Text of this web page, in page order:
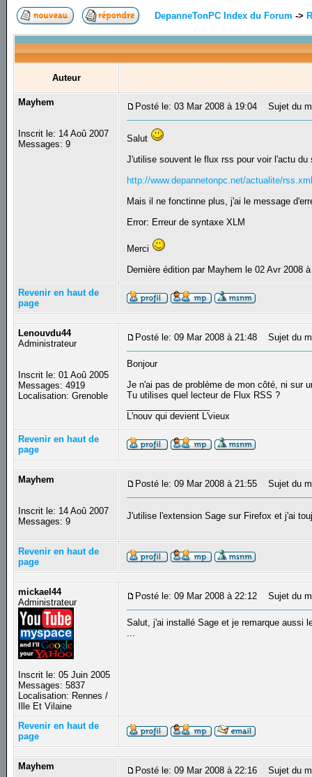
DepanneTonPC Index du Forum ->
Auteur
Mayhem
Inscrit le: 14 Aoû 2007
Messages: 9
Posté le: 03 Mar 2008 à 19:04 Sujet du
Salut
J'utilise souvent le flux rss pour voir l'actu du
http://www.depannetonpc.net/actualite/
Mais il ne fonctinne plus, j'ai le message
Error: Erreur de syntaxe XLM
Merci
Dernière édition par Mayhem le 02 Avr 2008
Revenir en haut de
page
Lenouvdu44
Administrateur
Inscrit le: 01 Aoû 2005
Messages: 4919
Localisation: Grenoble
Posté le: 09 Mar 2008 à 21:48 Sujet du
Bonjour
Je n'ai pas de problème de mon côté, ni sur
Tu utilises quel lecteur de Flux RSS ?
L'nouv qui devient L'vieux
Revenir en haut de
page
Mayhem
Inscrit le: 14 Aoû 2007
Messages: 9
Posté le: 09 Mar 2008 à 21:55 Sujet du
J'utilise l'extension Sage sur Firefox et j'ai
Revenir en haut de
page
mickael44
Administrateur
Inscrit le: 05 Juin 2005
Messages: 5837
Localisation: Rennes /
Ille Et Vilaine
Posté le: 09 Mar 2008 à 22:12 Sujet du
Salut, j'ai installé Sage et je remarque aussi
...
Revenir en haut de
page
Mayhem Posté le: 09 Mar 2008 à 22:16 Sujet du